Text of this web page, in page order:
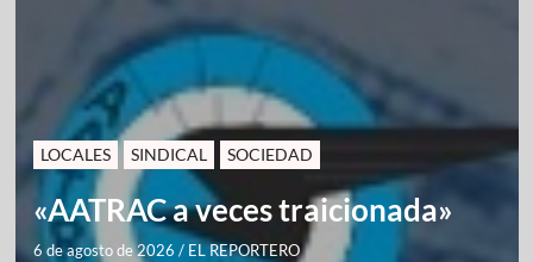
LOCALES SINDICAL SOCIEDAD
«AATRAC a veces traicionada»
6 de agosto de 2026 / EL REPORTERO